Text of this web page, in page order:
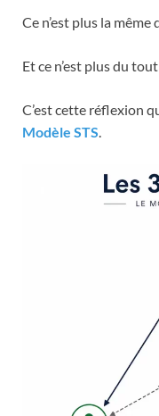
Ce n’est plus la même
Et ce n’est plus du
C’est cette réflexion
Modèle STS